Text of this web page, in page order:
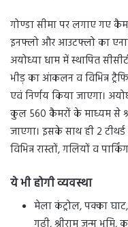
गोण्डा सीमा पर लगाए गए
इनफ्लो और आउटफ्लो का
अयोध्या धाम में स्थापित
भीड़ का आंकलन व विभिन्न
एवं निर्णय किया जाएगा।
कुल 560 कैमरों के माध्यम से
जाएगा। इसके साथ ही 2
विभिन्न रास्तों, गलियों व
ये भी होगी व्यवस्था
मेला कंट्रोल, पक्का